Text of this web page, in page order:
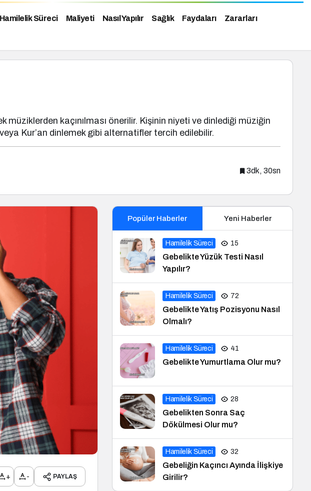
Hamilelik Süreci Maliyeti Nasıl Yapılır Sağlık Faydaları Zararları
kaçınılması önerilir. Kişinin niyeti ve dinlediği müziğin
Kur’an dinlemek gibi alternatifler tercih edilebilir.
3dk, 30sn
+ - PAYLAŞ
Popüler Haberler Yeni Haberler
Hamilelik Süreci 15
Gebelikte Yüzük Testi Nasıl
Yapılır?
Hamilelik Süreci 72
Gebelikte Yatış Pozisyonu Nasıl
Olmalı?
Hamilelik Süreci 41
Gebelikte Yumurtlama Olur mu?
Hamilelik Süreci 28
Gebelikten Sonra Saç
Dökülmesi Olur mu?
Hamilelik Süreci 32
Gebeliğin Kaçıncı Ayında İlişkiye
Girilir?